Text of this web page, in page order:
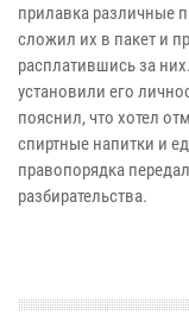
прилавка различные
сложил их в пакет и
расплатившись за
установили его
пояснил, что хотел
спиртные напитки и
правопорядка
разбирательства.